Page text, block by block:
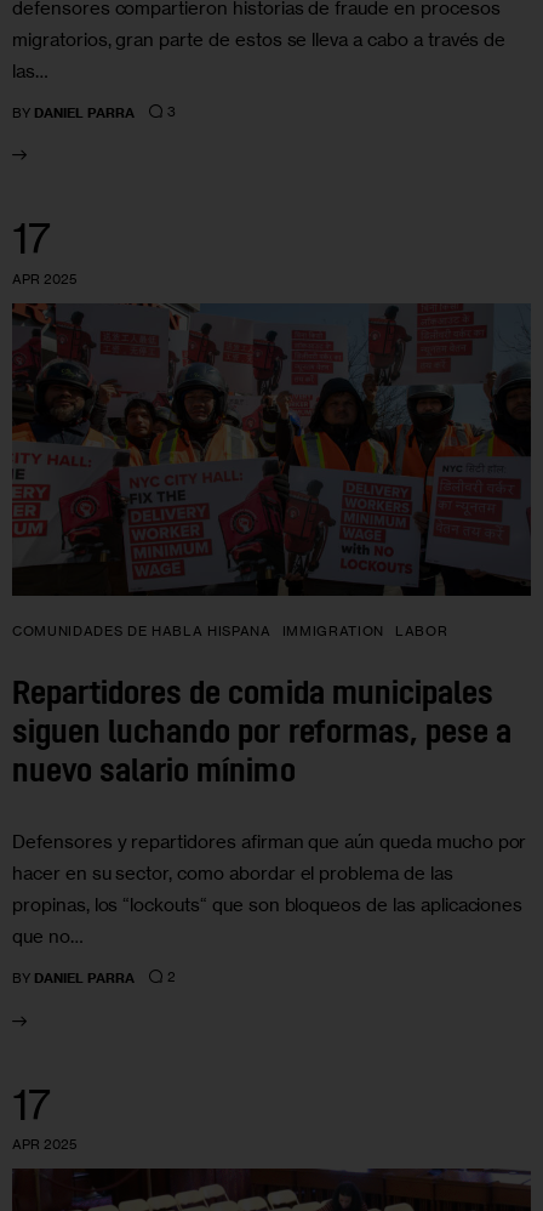
defensores compartieron historias de fraude en procesos
migratorios, gran parte de estos se lleva a cabo a través de
las…
BY DANIEL PARRA 3
17
APR 2025
COMUNIDADES DE HABLA HISPANA IMMIGRATION LABOR
Repartidores de comida municipales
siguen luchando por reformas, pese a
nuevo salario mínimo
Defensores y repartidores afirman que aún queda mucho por
hacer en su sector, como abordar el problema de las
propinas, los “lockouts“ que son bloqueos de las aplicaciones
que no…
BY DANIEL PARRA 2
17
APR 2025